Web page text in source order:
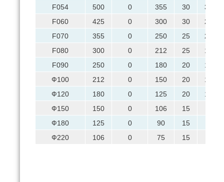
F054
500 0 355 30
300
F060
425 0 300 30
250
F070
355 0 250 25
212
F080
300 0 212 25
180
F090
250 0 180 20
150
Ф100
212 0 150 20
125
Ф120
180 0 125 20
106
Ф150
150 0 106 15
Ф180
125 0 90 15
Ф220
106 0 75 15